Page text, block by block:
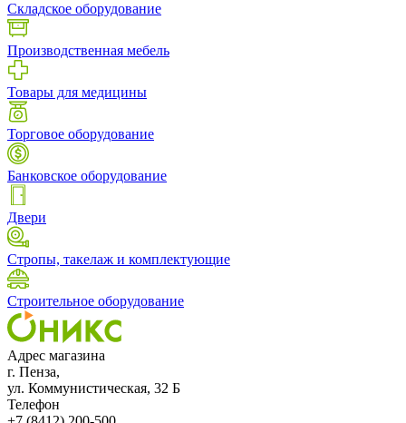
Складское оборудование
Производственная мебель
Товары для медицины
Торговое оборудование
Банковское оборудование
Двери
Стропы, такелаж и комплектующие
Строительное оборудование
Адрес магазина
г. Пенза,
ул. Коммунистическая, 32 Б
Телефон